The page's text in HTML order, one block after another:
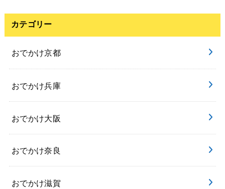
カテゴリー
おでかけ京都
おでかけ兵庫
おでかけ大阪
おでかけ奈良
おでかけ滋賀